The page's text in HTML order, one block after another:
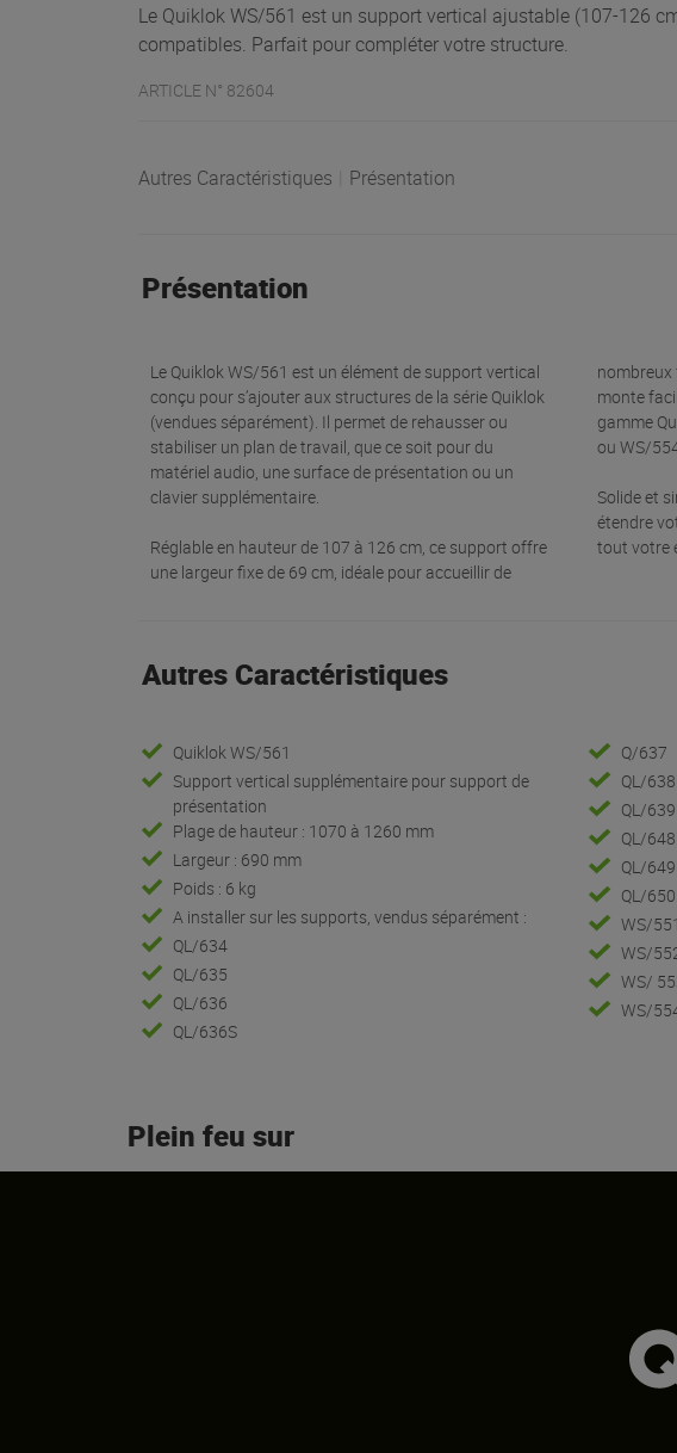
Le Quiklok WS/561 est un support vertical ajustable (107-126
compatibles. Parfait pour compléter votre structure.
ARTICLE N° 82604
Autres Caractéristiques Présentation
Présentation
Le Quiklok WS/561 est un élément de support vertical
conçu pour s’ajouter aux structures de la série Quiklok
(vendues séparément). Il permet de rehausser ou
stabiliser un plan de travail, que ce soit pour du
matériel audio, une surface de présentation ou un
clavier supplémentaire.
Réglable en hauteur de 107 à 126 cm, ce support offre
une largeur fixe de 69 cm, idéale pour accueillir de
nombreux
monte
gamme
ou WS/
Solide et
étendre
tout votre
Autres Caractéristiques
Quiklok WS/561
Support vertical supplémentaire pour support de
présentation
Plage de hauteur : 1070 à 1260 mm
Largeur : 690 mm
Poids : 6 kg
A installer sur les supports, vendus séparément :
QL/634
QL/635
QL/636
QL/636S
Q/637
QL/638
QL/639
QL/648
QL/649
QL/650
WS/551
WS/
WS/
WS/
Plein feu sur